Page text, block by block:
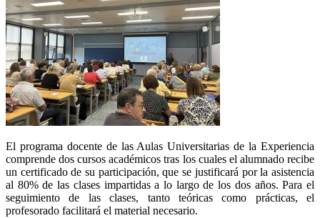
El programa docente de las Aulas Universitarias de la Experiencia
comprende dos cursos académicos tras los cuales el alumnado recibe
un certificado de su participación, que se justificará por la asistencia
al 80% de las clases impartidas a lo largo de los dos años. Para el
seguimiento de las clases, tanto teóricas como prácticas, el
profesorado facilitará el material necesario.